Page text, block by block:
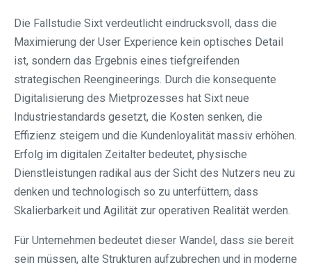
Die Fallstudie Sixt verdeutlicht eindrucksvoll, dass die
Maximierung der User Experience kein optisches Detail
ist, sondern das Ergebnis eines tiefgreifenden
strategischen Reengineerings. Durch die konsequente
Digitalisierung des Mietprozesses hat Sixt neue
Industriestandards gesetzt, die Kosten senken, die
Effizienz steigern und die Kundenloyalität massiv erhöhen.
Erfolg im digitalen Zeitalter bedeutet, physische
Dienstleistungen radikal aus der Sicht des Nutzers neu zu
denken und technologisch so zu unterfüttern, dass
Skalierbarkeit und Agilität zur operativen Realität werden.
Für Unternehmen bedeutet dieser Wandel, dass sie bereit
sein müssen, alte Strukturen aufzubrechen und in moderne